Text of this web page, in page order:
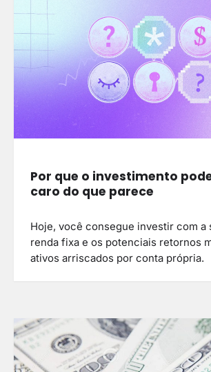
Por que o investimento
caro do que parece
Hoje, você consegue investir com a
renda fixa e os potenciais retornos
ativos arriscados por conta própria.